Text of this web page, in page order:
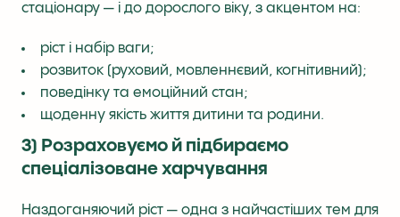
стаціонару — і до дорослого віку, з акцентом на:
ріст і набір ваги;
розвиток (руховий, мовленнєвий, когнітивний);
поведінку та емоційний стан;
щоденну якість життя дитини та родини.
3) Розраховуємо й підбираємо
спеціалізоване харчування
Наздоганяючий ріст — одна з найчастіших тем для